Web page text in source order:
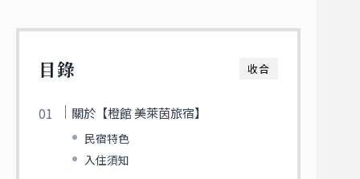
收合
目錄
關於【橙館 美萊茵旅宿】
民宿特色
入住須知